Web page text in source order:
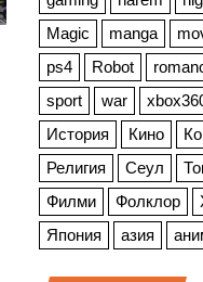
Magic
manga
ps4
Robot
sport
war
История
Кино
Религия
Сеул
Филми
Фолклор
Япония
азия